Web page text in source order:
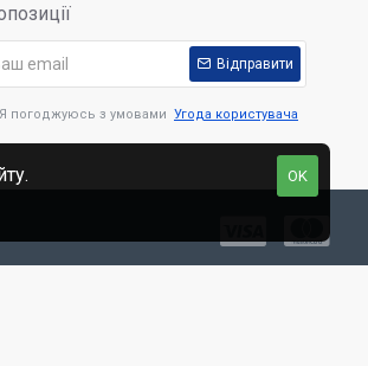
Відправити
Я погоджуюсь з умовами Угода користувача
OK